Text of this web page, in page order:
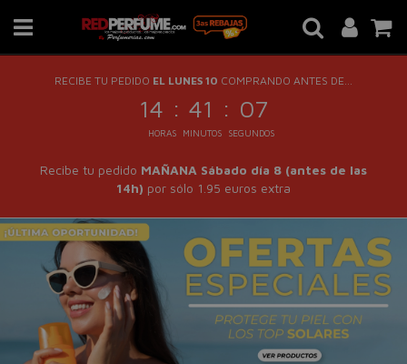
RECIBE TU PEDIDO EL LUNES 10 COMPRANDO ANTES DE...
14 : 41 : 07
HORAS MINUTOS SEGUNDOS
Recibe tu pedido MAÑANA Sábado día 8 (antes de las
14h) por sólo 1.95 euros extra